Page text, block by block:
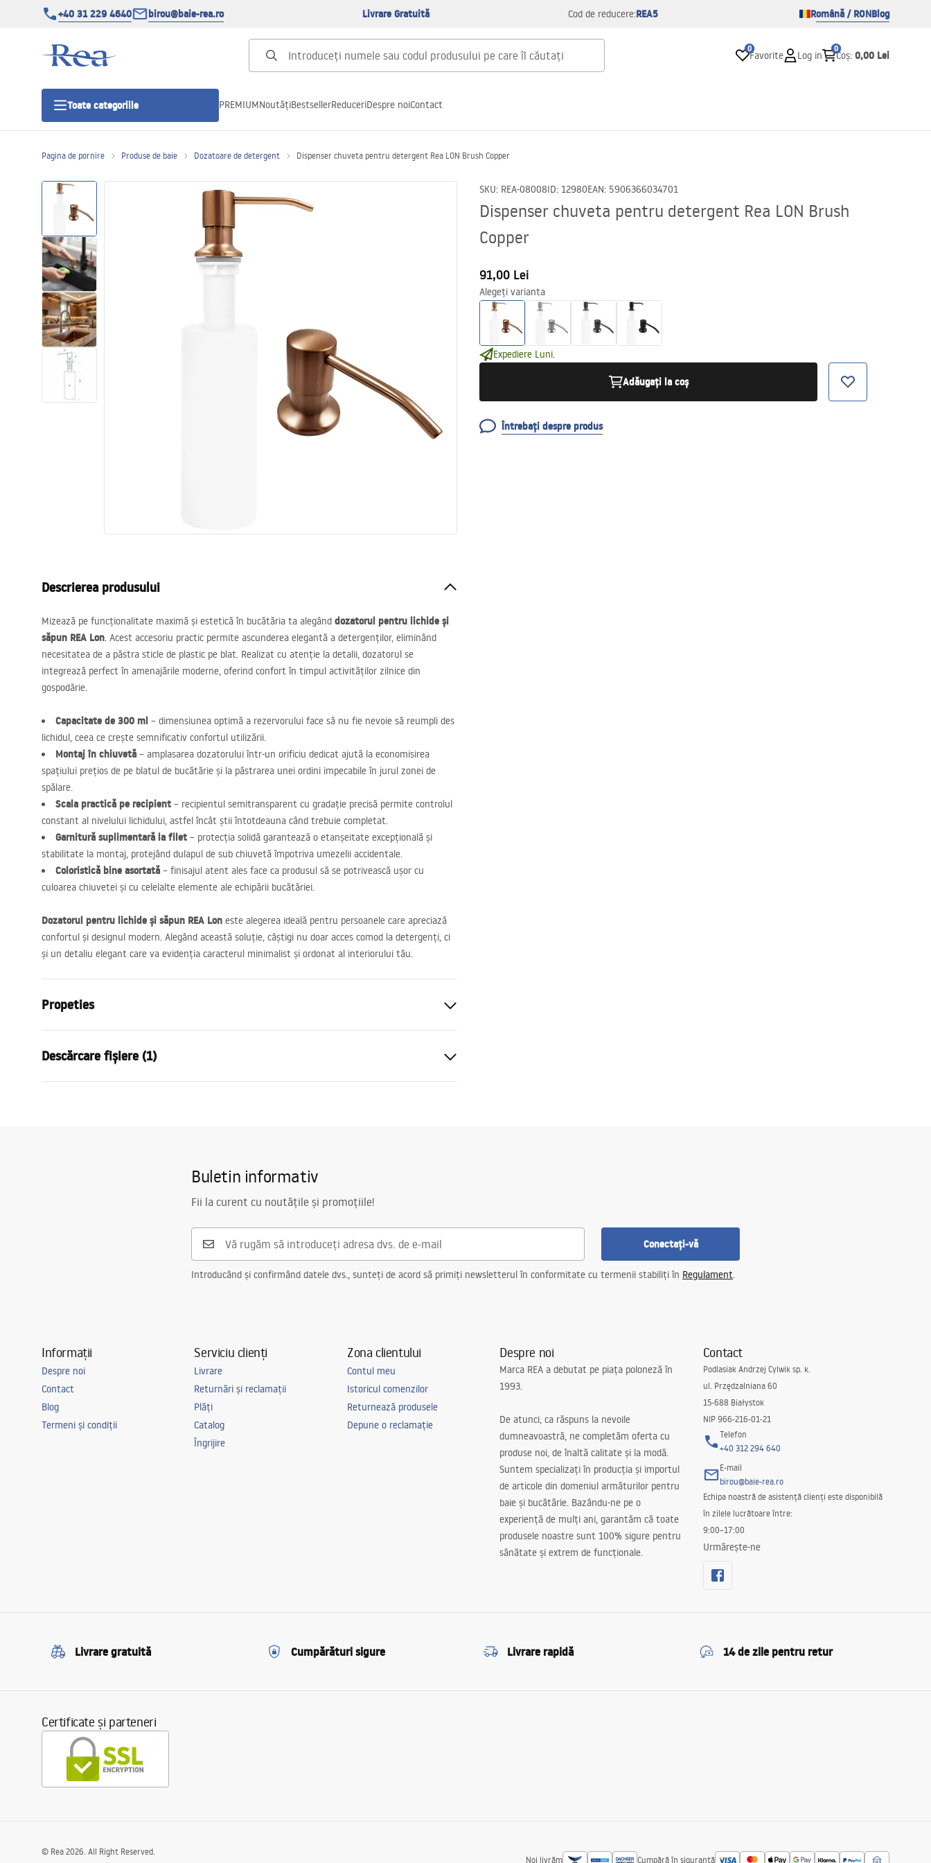
+40 31 229 4640 birou@baie-rea.ro Livrare Gratuită Cod de reducere:REA5 Română / RONBlog
0
Favorite Log in
0
Coș: 0,00 Lei
Toate categoriile
Usi pentru cabine de dus
Cadite de dus
Rigole Liniare
Vase WC si Bideuri
Cazi cu paravane
PREMIUMNoutățiBestsellerReduceriDespre noiContact
Pagina de pornire Produse de baie Dozatoare de detergent Dispenser chuveta pentru detergent Rea LON Brush Copper
SKU: REA-08008ID: 12980EAN: 5906366034701
Dispenser chuveta pentru detergent Rea LON Brush
Copper
91,00 Lei
Alegeți varianta
Expediere Luni.
Adăugați la coș
Întrebați despre produs
Descrierea produsului
Mizează pe funcționalitate maximă și estetică în bucătăria ta alegând dozatorul pentru lichide și
săpun REA Lon. Acest accesoriu practic permite ascunderea elegantă a detergenților, eliminând
necesitatea de a păstra sticle de plastic pe blat. Realizat cu atenție la detalii, dozatorul se
integrează perfect în amenajările moderne, oferind confort în timpul activităților zilnice din
gospodărie.
Capacitate de 300 ml – dimensiunea optimă a rezervorului face să nu fie nevoie să reumpli des
lichidul, ceea ce crește semnificativ confortul utilizării.
Montaj în chiuvetă – amplasarea dozatorului într-un orificiu dedicat ajută la economisirea
spațiului prețios de pe blatul de bucătărie și la păstrarea unei ordini impecabile în jurul zonei de
spălare.
Scala practică pe recipient – recipientul semitransparent cu gradație precisă permite controlul
constant al nivelului lichidului, astfel încât știi întotdeauna când trebuie completat.
Garnitură suplimentară la filet – protecția solidă garantează o etanșeitate excepțională și
stabilitate la montaj, protejând dulapul de sub chiuvetă împotriva umezelii accidentale.
Coloristică bine asortată – finisajul atent ales face ca produsul să se potrivească ușor cu
culoarea chiuvetei și cu celelalte elemente ale echipării bucătăriei.
Dozatorul pentru lichide și săpun REA Lon este alegerea ideală pentru persoanele care apreciază
confortul și designul modern. Alegând această soluție, câștigi nu doar acces comod la detergenți, ci
și un detaliu elegant care va evidenția caracterul minimalist și ordonat al interiorului tău.
Propeties
Material
Metodă de montaj
Încastrat
24 luni
Descărcare fișiere (1)
Buletin informativ
Fii la curent cu noutățile și promoțiile!
Conectați-vă
Introducând și confirmând datele dvs., sunteți de acord să primiți newsletterul în conformitate cu termenii stabiliți în Regulament.
Informații
Despre noi
Contact
Blog
Termeni și condiții
Serviciu clienți
Livrare
Returnări și reclamații
Plăți
Catalog
Îngrijire
Zona clientului
Contul meu
Istoricul comenzilor
Returnează produsele
Depune o reclamație
Despre noi
Marca REA a debutat pe piața poloneză în
1993.
De atunci, ca răspuns la nevoile
dumneavoastră, ne completăm oferta cu
produse noi, de înaltă calitate și la modă.
Suntem specializați în producția și importul
de articole din domeniul armăturilor pentru
baie și bucătărie. Bazându-ne pe o
experiență de mulți ani, garantăm că toate
produsele noastre sunt 100% sigure pentru
sănătate și extrem de funcționale.
Contact
Podlasiak Andrzej Cylwik sp. k.
ul. Przędzalniana 60
15-688 Białystok
NIP 966-216-01-21
Telefon
+40 312 294 640
E-mail
birou@baie-rea.ro
Echipa noastră de asistență clienți este disponibilă
în zilele lucrătoare între:
9:00–17:00
Urmărește-ne
Livrare gratuită Cumpărături sigure Livrare rapidă 14 de zile pentru retur
Certificate și parteneri
Noi livrăm Cumpără în siguranță
© Rea 2026. All Right Reserved.